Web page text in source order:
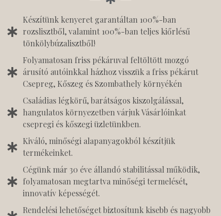
Készítünk kenyeret garantáltan 100%-ban
rozslisztből, valamint 100%-ban teljes kiőrlésű
tönkölybúzalisztből!
Folyamatosan friss pékáruval feltöltött mozgó
árusító autóinkkal házhoz visszük a friss pékárut
Csepreg, Kőszeg és Szombathely környékén
Családias légkörű, barátságos kiszolgálással,
hangulatos környezetben várjuk Vásárlóinkat
csepregi és kőszegi üzletünkben.
Kiváló, minőségi alapanyagokból készítjük
termékeinket.
Cégünk már 30 éve állandó stabilitással működik,
folyamatosan megtartva minőségi termelését,
innovatív képességét.
Rendelési lehetőséget biztosítunk kisebb és nagyobb